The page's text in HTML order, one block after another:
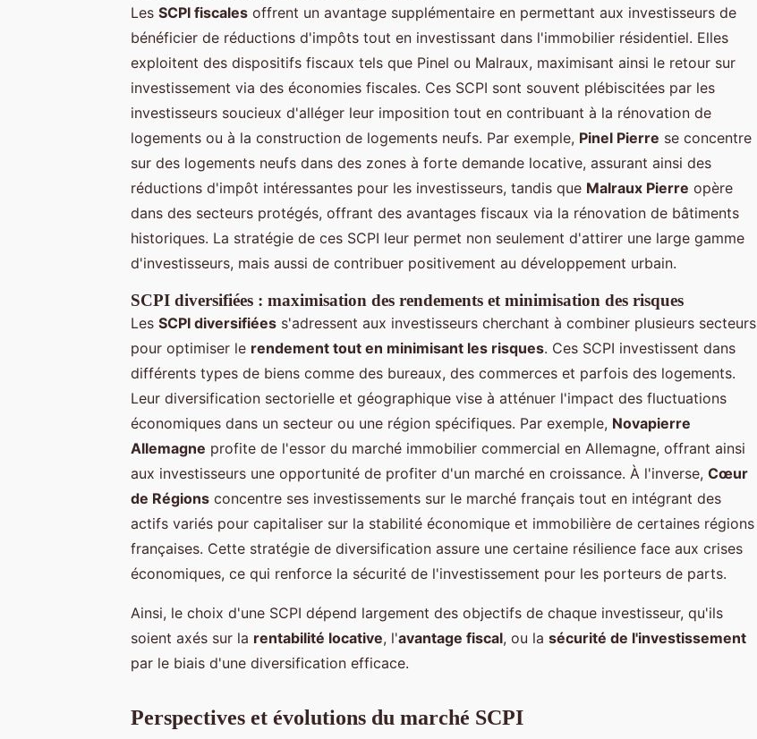
Les SCPI fiscales offrent un avantage supplémentaire en permettant aux investisseurs de
bénéficier de réductions d'impôts tout en investissant dans l'immobilier résidentiel. Elles
exploitent des dispositifs fiscaux tels que Pinel ou Malraux, maximisant ainsi le retour sur
investissement via des économies fiscales. Ces SCPI sont souvent plébiscitées par les
investisseurs soucieux d'alléger leur imposition tout en contribuant à la rénovation de
logements ou à la construction de logements neufs. Par exemple, Pinel Pierre se concentre
sur des logements neufs dans des zones à forte demande locative, assurant ainsi des
réductions d'impôt intéressantes pour les investisseurs, tandis que Malraux Pierre opère
dans des secteurs protégés, offrant des avantages fiscaux via la rénovation de bâtiments
historiques. La stratégie de ces SCPI leur permet non seulement d'attirer une large gamme
d'investisseurs, mais aussi de contribuer positivement au développement urbain.
SCPI diversifiées : maximisation des rendements et minimisation des risques
Les SCPI diversifiées s'adressent aux investisseurs cherchant à combiner plusieurs secteurs
pour optimiser le rendement tout en minimisant les risques. Ces SCPI investissent dans
différents types de biens comme des bureaux, des commerces et parfois des logements.
Leur diversification sectorielle et géographique vise à atténuer l'impact des fluctuations
économiques dans un secteur ou une région spécifiques. Par exemple, Novapierre
Allemagne profite de l'essor du marché immobilier commercial en Allemagne, offrant ainsi
aux investisseurs une opportunité de profiter d'un marché en croissance. À l'inverse, Cœur
de Régions concentre ses investissements sur le marché français tout en intégrant des
actifs variés pour capitaliser sur la stabilité économique et immobilière de certaines régions
françaises. Cette stratégie de diversification assure une certaine résilience face aux crises
économiques, ce qui renforce la sécurité de l'investissement pour les porteurs de parts.
Ainsi, le choix d'une SCPI dépend largement des objectifs de chaque investisseur, qu'ils
soient axés sur la rentabilité locative, l'avantage fiscal, ou la sécurité de l'investissement
par le biais d'une diversification efficace.
Perspectives et évolutions du marché SCPI